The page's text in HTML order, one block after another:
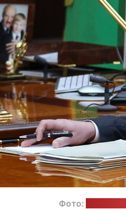
Фото: